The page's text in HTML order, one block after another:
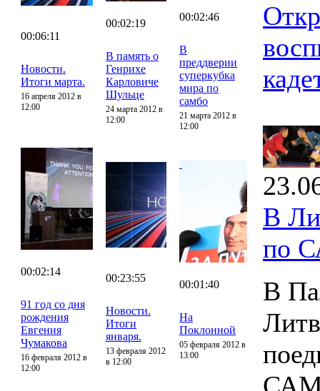
00:06:11
Новости.
Итоги марта.
16 апреля 2012 в
12:00
00:02:19
В память о
Генрихе
Карловиче
Шульце
24 марта 2012 в
12:00
00:02:46
В
преддверии
суперкубка
мира по
самбо
21 марта 2012 в
12:00
00:02:14
91 год со дня
рождения
Евгения
Чумакова
16 февраля 2012 в
12:00
00:23:55
Новости.
Итоги
января.
13 февраля 2012
в 12:00
00:01:40
На
Поклонной
05 февраля 2012 в
13:00
В
по
В